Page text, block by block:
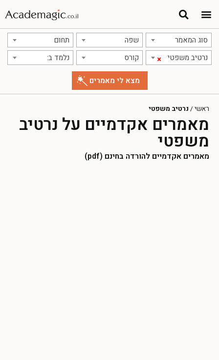
סוג המאמר שפה תחום
× נרטיב משפטי קורס נלמד ב:
ראשי / נרטיב משפטי
מאמרים אקדמיים על נרטיב
משפטי
מאמרים אקדמיים להורדה בחינם (pdf)